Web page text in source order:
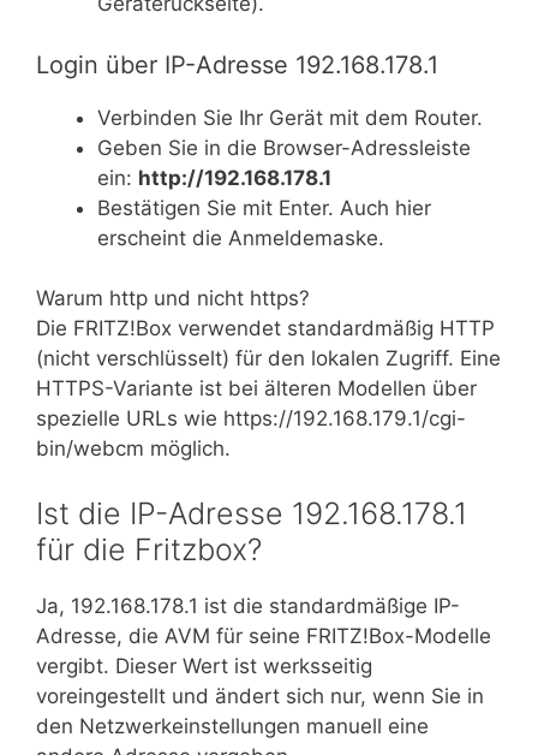
Login über IP-Adresse 192.168.178.1
Verbinden Sie Ihr Gerät mit dem Router.
Geben Sie in die Browser-Adressleiste
ein: http://192.168.178.1
Bestätigen Sie mit Enter. Auch hier
erscheint die Anmeldemaske.
Warum http und nicht https?
Die FRITZ!Box verwendet standardmäßig HTTP
(nicht verschlüsselt) für den lokalen Zugriff. Eine
HTTPS-Variante ist bei älteren Modellen über
spezielle URLs wie https://192.168.179.1/cgi-
bin/webcm möglich.
Ist die IP-Adresse 192.168.178.1
für die Fritzbox?
Ja, 192.168.178.1 ist die standardmäßige IP-
Adresse, die AVM für seine FRITZ!Box-Modelle
vergibt. Dieser Wert ist werksseitig
voreingestellt und ändert sich nur, wenn Sie in
den Netzwerkeinstellungen manuell eine